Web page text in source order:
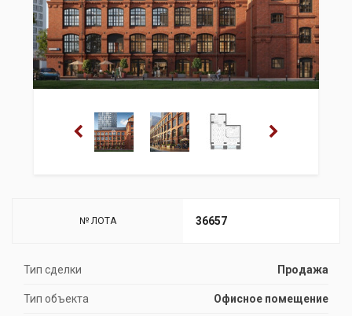
№ ЛОТА 36657
Тип сделки Продажа
Тип объекта Офисное помещение